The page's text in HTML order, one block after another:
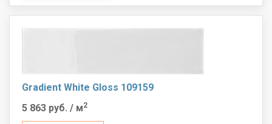
Gradient White Gloss 109159
5 863 руб. / м2